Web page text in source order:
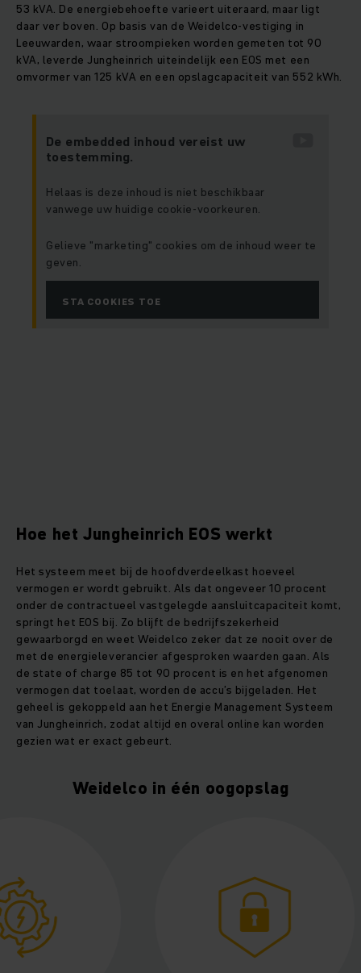
53 kVA. De energiebehoefte varieert uiteraard, maar ligt
daar ver boven. Op basis van de Weidelco-vestiging in
Leeuwarden, waar stroompieken worden gemeten tot 90
kVA, leverde Jungheinrich uiteindelijk een EOS met een
omvormer van 125 kVA en een opslagcapaciteit van 552 kWh.
De embedded inhoud vereist uw
toestemming.
Helaas is deze inhoud is niet beschikbaar
vanwege uw huidige cookie-voorkeuren.
Gelieve "marketing" cookies om de inhoud weer te
geven.
STA COOKIES TOE
Hoe het Jungheinrich EOS werkt
Het systeem meet bij de hoofdverdeelkast hoeveel
vermogen er wordt gebruikt. Als dat ongeveer 10 procent
onder de contractueel vastgelegde aansluitcapaciteit komt,
springt het EOS bij. Zo blijft de bedrijfszekerheid
gewaarborgd en weet Weidelco zeker dat ze nooit over de
met de energieleverancier afgesproken waarden gaan. Als
de state of charge 85 tot 90 procent is en het afgenomen
vermogen dat toelaat, worden de accu’s bijgeladen. Het
geheel is gekoppeld aan het Energie Management Systeem
van Jungheinrich, zodat altijd en overal online kan worden
gezien wat er exact gebeurt.
Weidelco in één oogopslag